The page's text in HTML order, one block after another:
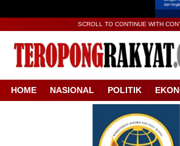
SCROLL TO CONTINUE WITH
HOME NASIONAL POLITIK